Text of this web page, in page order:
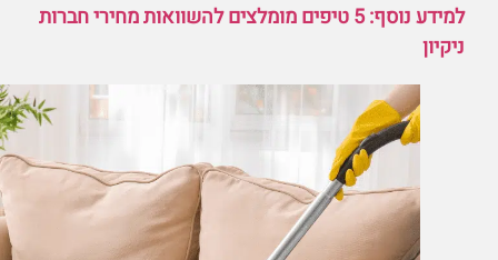
למידע נוסף: 5 טיפים מומלצים להשוואות מחירי חברות
ניקיון